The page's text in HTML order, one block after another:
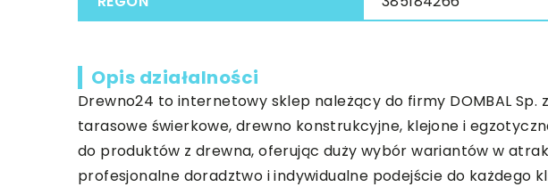
Opis działalności
Drewno24 to internetowy sklep należący do firmy DOMBAL
tarasowe świerkowe, drewno konstrukcyjne, klejone i
do produktów z drewna, oferując duży wybór wariantów w
profesjonalne doradztwo i indywidualne podejście do każdego